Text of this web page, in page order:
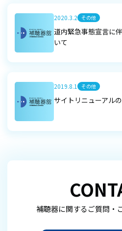
2020.3.2 その他
道内緊急事態宣言に
いて
2019.8.1 その他
サイトリニューアル
補聴器に関するご質問・